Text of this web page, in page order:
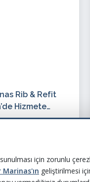
Rib & Refit
Hizmete
için zorunlu
Marinas'ın geliştirilmesi